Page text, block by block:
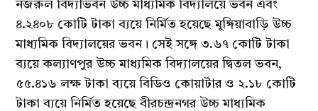
নজরুল বিদ্যাভবন উচ্চ মাধ্যমিক বিদ্যালয়ে ভবন এবং
৪.২৪০৮ কোটি টাকা ব্যয়ে নির্মিত হয়েছে মুঙ্গিয়াবাড়ি উচ্চ
মাধ্যমিক বিদ্যালয়ের ভবন। সেই সঙ্গে ৩.৬৭ কোটি টাকা
ব্যয়ে কল্যাণপুর উচ্চ মাধ্যমিক বিদ্যালয়ের দ্বিতল ভবন,
৫৫.৪১৬ লক্ষ টাকা ব্যয়ে বিডিও কোয়ার্টার ও ২.১৮ কোটি
টাকা ব্যয়ে নির্মিত হয়েছে বীরচন্দ্রনগর উচ্চ মাধ্যমিক